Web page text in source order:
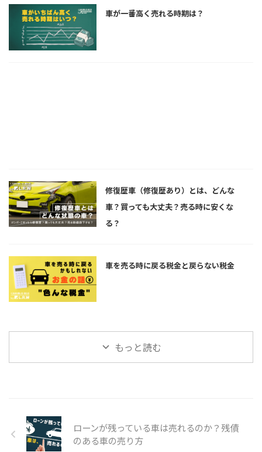
車が一番高く売れる時期は？
修復歴車（修復歴あり）とは、どんな
車？買っても大丈夫？売る時に安くな
る？
車を売る時に戻る税金と戻らない税金
もっと読む
ローンが残っている車は売れるのか？残債
のある車の売り方